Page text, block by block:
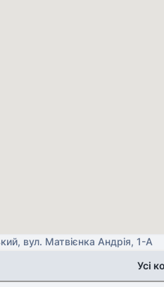
вул. Матвієнка Андрія, 1-А
Усі